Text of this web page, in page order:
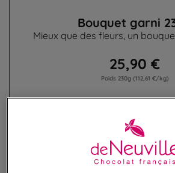
Bouquet garni
Mieux que des fleurs, un
25,90 €
Poids 230g (112,61 €/kg)
Frais de port offert
dès 50€ d'achat